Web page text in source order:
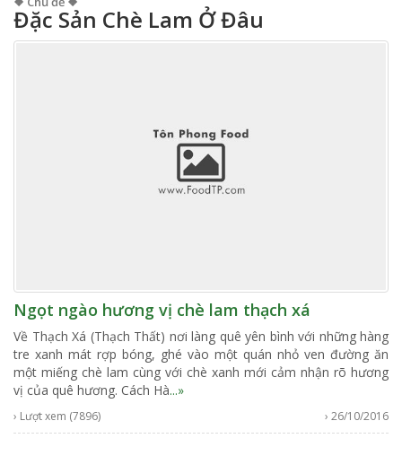
Đặc Sản Chè Lam Ở Đâu
Ngọt ngào hương vị chè lam thạch xá
Về Thạch Xá (Thạch Thất) nơi làng quê yên bình với những hàng
tre xanh mát rợp bóng, ghé vào một quán nhỏ ven đường ăn
một miếng chè lam cùng với chè xanh mới cảm nhận rõ hương
vị của quê hương. Cách Hà...»
› Lượt xem (7896) › 26/10/2016